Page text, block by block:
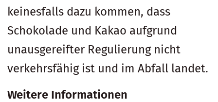
keinesfalls dazu kommen, dass
Schokolade und Kakao aufgrund
unausgereifter Regulierung nicht
verkehrsfähig ist und im Abfall landet.
Weitere Informationen